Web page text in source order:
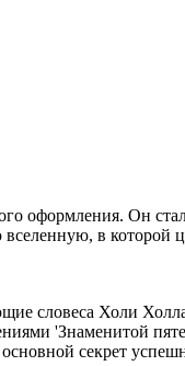
оформления. Он
вселенную, в
словеса Холи
'Знаменитой
секрет